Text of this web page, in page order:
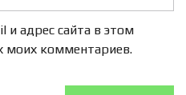
и адрес сайта в этом
моих комментариев.